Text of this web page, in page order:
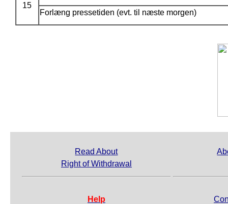
15
Forlæng pressetiden (evt. til næste morgen)
Read About
Right of Withdrawal
Help